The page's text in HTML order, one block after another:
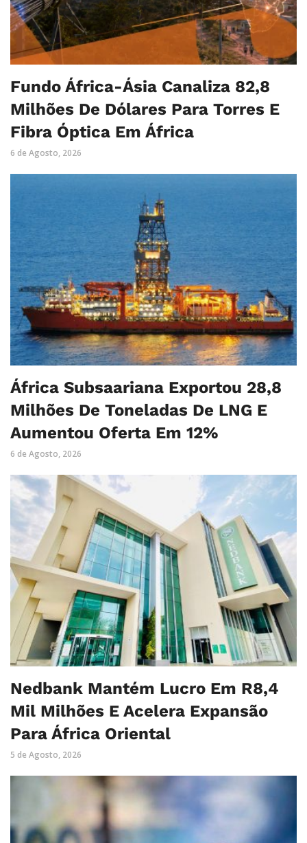
Fundo África-Ásia Canaliza 82,8
Milhões De Dólares Para Torres E
Fibra Óptica Em África
6 de Agosto, 2026
África Subsaariana Exportou 28,8
Milhões De Toneladas De LNG E
Aumentou Oferta Em 12%
6 de Agosto, 2026
Nedbank Mantém Lucro Em R8,4
Mil Milhões E Acelera Expansão
Para África Oriental
5 de Agosto, 2026